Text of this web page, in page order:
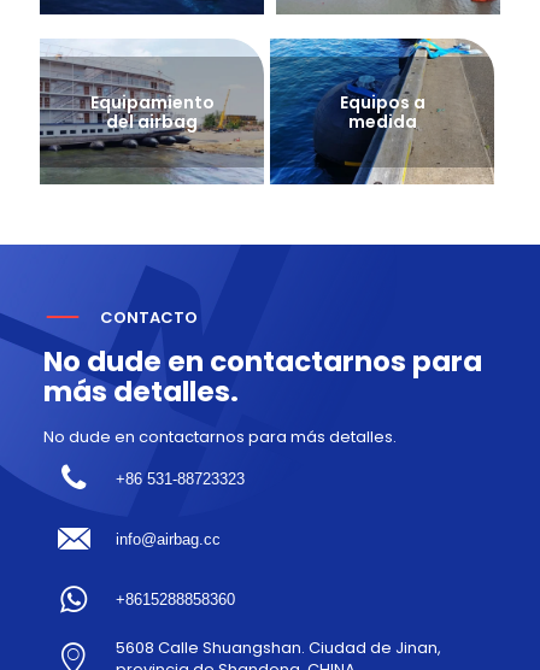
Equipamiento
del airbag
Equipos a
medida
CONTACTO
No dude en contactarnos para
más detalles.
No dude en contactarnos para más detalles.
+86 531-88723323
info@airbag.cc
+8615288858360
5608 Calle Shuangshan. Ciudad de Jinan,